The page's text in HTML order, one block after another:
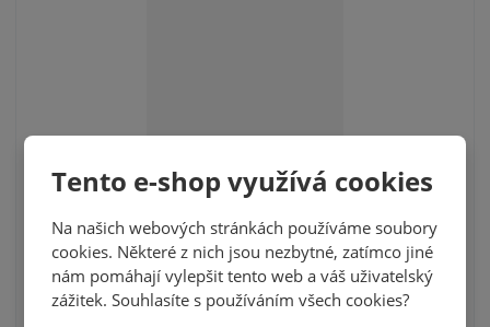
Tento e-shop využívá cookies
Na našich webových stránkách používáme soubory
cookies. Některé z nich jsou nezbytné, zatímco jiné
nám pomáhají vylepšit tento web a váš uživatelský
zážitek. Souhlasíte s používáním všech cookies?
2020 RETAIL BOX - MK NÁRODNÍ TÝM
2 178 Kč
1 800,00 Kč bez DPH
Box kartiček národního týmu. Obsahuje 24
balíčků, každý balíček obsahuje 6 sběratelsk...